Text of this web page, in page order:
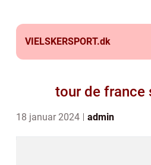
VIELSKERSPORT.dk
tour de france
18 januar 2024 admin